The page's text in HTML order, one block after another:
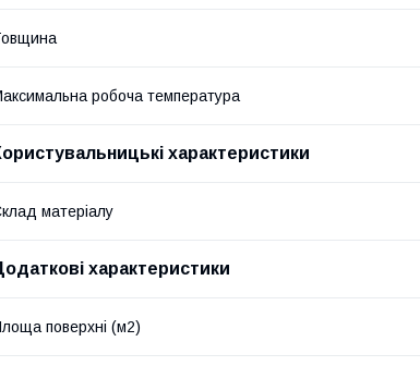
робоча температура
характеристики
матеріалу
характеристики
поверхні (м2)